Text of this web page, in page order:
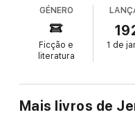
GÉNERO
Ficção e
literatura
1 de
Mais livros de